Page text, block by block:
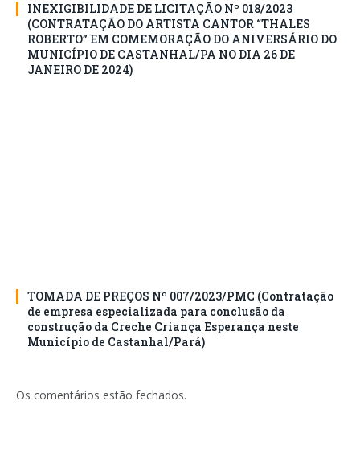
INEXIGIBILIDADE DE LICITAÇÃO Nº 018/2023
(CONTRATAÇÃO DO ARTISTA CANTOR “THALES
ROBERTO” EM COMEMORAÇÃO DO ANIVERSÁRIO DO
MUNICÍPIO DE CASTANHAL/PA NO DIA 26 DE
JANEIRO DE 2024)
TOMADA DE PREÇOS Nº 007/2023/PMC (Contratação
de empresa especializada para conclusão da
construção da Creche Criança Esperança neste
Município de Castanhal/Pará)
Os comentários estão fechados.